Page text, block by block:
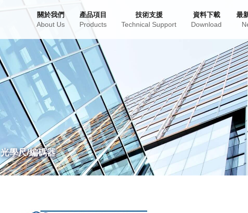
關於我們
About Us
產品項目
Products
技術支援
Technical Support
資料下載
Download
最
光學尺/編碼器